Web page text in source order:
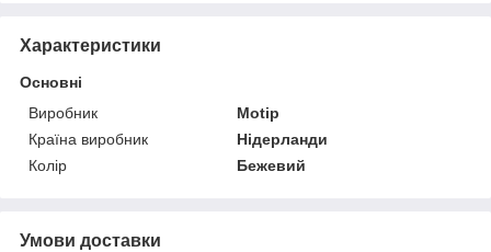
Характеристики
Основні
Виробник
Motip
Країна виробник
Нідерланди
Колір
Бежевий
Умови доставки